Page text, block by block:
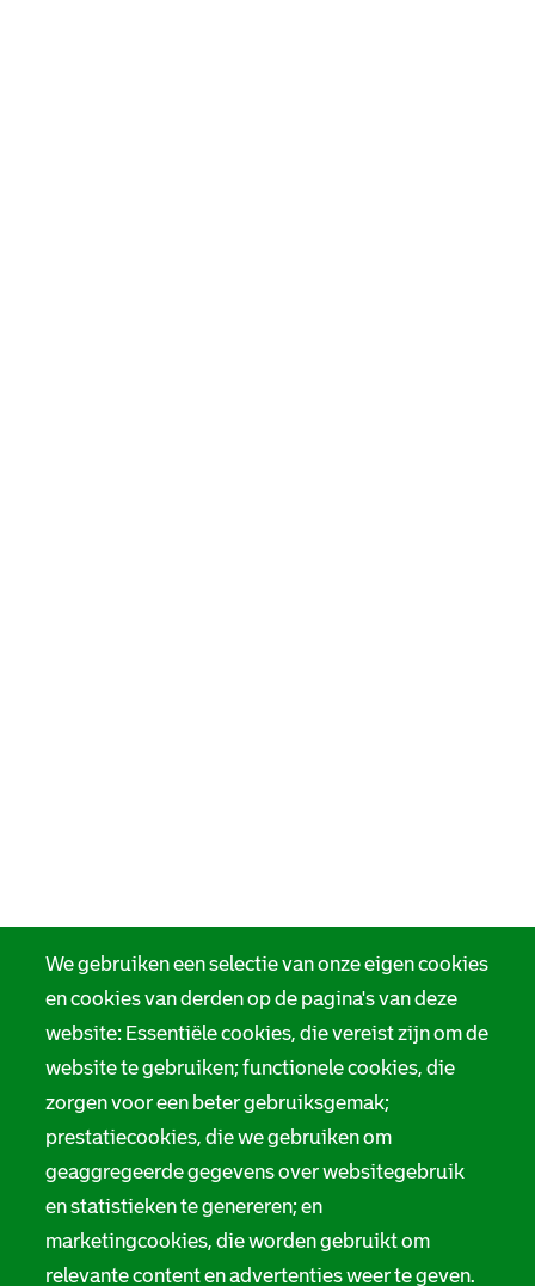
We gebruiken een selectie van onze eigen cookies
en cookies van derden op de pagina's van deze
website: Essentiële cookies, die vereist zijn om de
website te gebruiken; functionele cookies, die
zorgen voor een beter gebruiksgemak;
prestatiecookies, die we gebruiken om
geaggregeerde gegevens over websitegebruik
en statistieken te genereren; en
marketingcookies, die worden gebruikt om
relevante content en advertenties weer te geven.